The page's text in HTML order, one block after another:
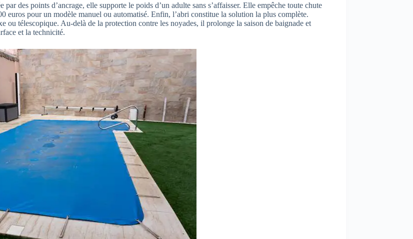
par des points d’ancrage, elle supporte le poids d’un adulte sans s’affaisser. Elle empêche toute chute
euros pour un modèle manuel ou automatisé. Enfin, l’abri constitue la solution la plus complète.
ou télescopique. Au-delà de la protection contre les noyades, il prolonge la saison de baignade et
et la technicité.